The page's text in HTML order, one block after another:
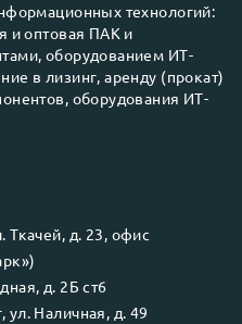
технологий:
и оптовая ПАК и
оборудованием ИТ-
в лизинг, аренду (прокат)
оборудования ИТ-
Ткачей, д. 23, офис
д. 2Б ст6
, ул. Наличная, д. 49